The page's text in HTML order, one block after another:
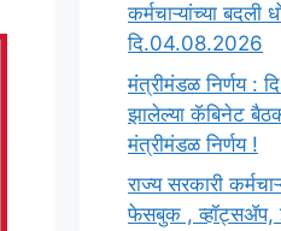
कर्मचाऱ्यांच्या बदली
दि.04.08.2026
मंत्रीमंडळ निर्णय :
झालेल्या कॅबिनेट
मंत्रीमंडळ निर्णय !
राज्य सरकारी
फेसबुक , व्हॉट्सॲप,